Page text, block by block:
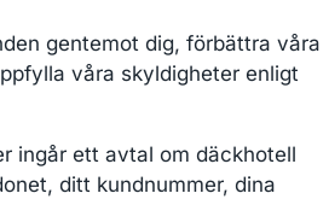
gentemot dig, förbättra våra
våra skyldigheter enligt
ingår ett avtal om däckhotell
ditt kundnummer, dina